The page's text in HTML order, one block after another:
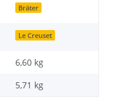
Bräter
Le Creuset
6,60 kg
5,71 kg